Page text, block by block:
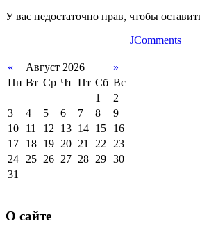
У вас недостаточно прав, чтобы
JComments
« Август 2026
»
Пн Вт Ср Чт Пт Сб Вс
1
2
3
4 5 6 7 8
9
10
11 12 13 14 15
16
17
18 19 20 21 22
23
24
25 26 27 28 29 30
31
О сайте